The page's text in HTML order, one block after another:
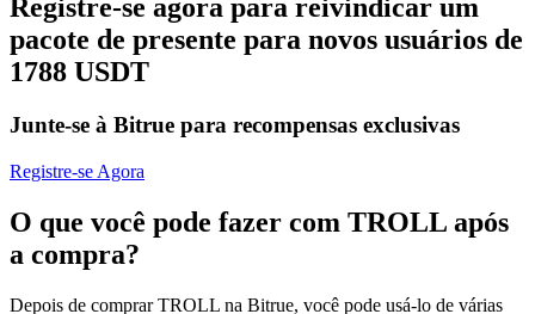
Registre-se agora para reivindicar um
pacote de presente para novos usuários de
1788 USDT
Junte-se à Bitrue para recompensas exclusivas
Registre-se Agora
O que você pode fazer com TROLL após
a compra?
Depois de comprar TROLL na Bitrue, você pode usá-lo de várias